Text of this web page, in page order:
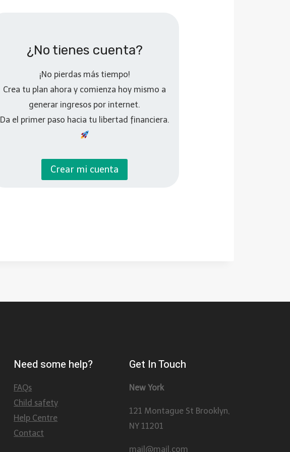
¿No tienes cuenta?
¡No pierdas más tiempo!
Crea tu plan ahora y comienza hoy mismo a
generar ingresos por internet.
Da el primer paso hacia tu libertad financiera.
Crear mi cuenta
Need some help?
FAQs
Child safety
Help Centre
Contact
Get In Touch
New York
121 Montague St Brooklyn,
NY 11201
mail@mail.com